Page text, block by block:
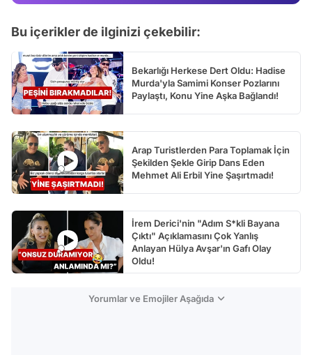
Bu içerikler de ilginizi çekebilir:
Bekarlığı Herkese Dert Oldu: Hadise
Murda'yla Samimi Konser Pozlarını
Paylaştı, Konu Yine Aşka Bağlandı!
Arap Turistlerden Para Toplamak İçin
Şekilden Şekle Girip Dans Eden
Mehmet Ali Erbil Yine Şaşırtmadı!
İrem Derici'nin "Adım S*kli Bayana
Çıktı" Açıklamasını Çok Yanlış
Anlayan Hülya Avşar'ın Gafı Olay
Oldu!
Yorumlar ve Emojiler Aşağıda